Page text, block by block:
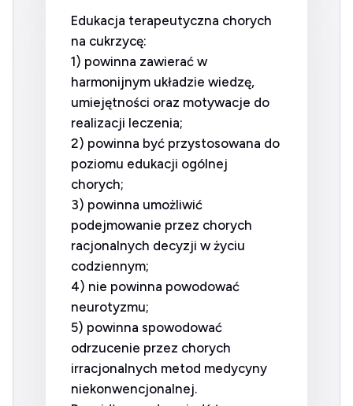
Edukacja terapeutyczna chorych
na cukrzycę:
1) powinna zawierać w
harmonijnym układzie wiedzę,
umiejętności oraz motywacje do
realizacji leczenia;
2) powinna być przystosowana do
poziomu edukacji ogólnej
chorych;
3) powinna umożliwić
podejmowanie przez chorych
racjonalnych decyzji w życiu
codziennym;
4) nie powinna powodować
neurotyzmu;
5) powinna spowodować
odrzucenie przez chorych
irracjonalnych metod medycyny
niekonwencjonalnej.